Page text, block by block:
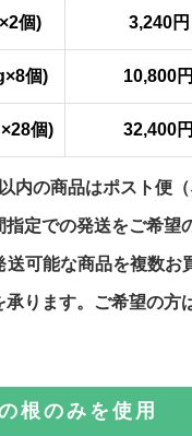
個) 3,240
個) 10,800
個) 32,400
内の商品はポスト便
定での発送をご希望
可能な商品を複数お
承ります。ご希望の方
根のみを使用